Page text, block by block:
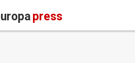
press